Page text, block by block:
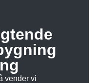
vender vi